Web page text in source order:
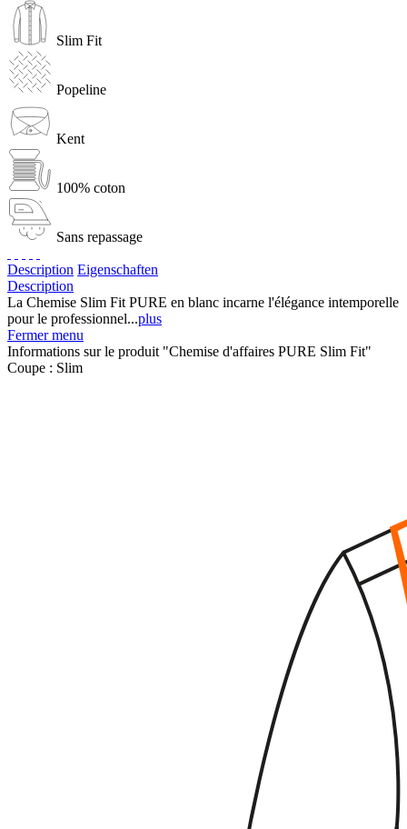
Slim Fit
Popeline
Kent
100% coton
Sans repassage
Description Eigenschaften
Description
La Chemise Slim Fit PURE en blanc incarne l'élégance intemporelle
pour le professionnel...plus
Fermer menu
Informations sur le produit "Chemise d'affaires PURE Slim Fit"
Coupe : Slim